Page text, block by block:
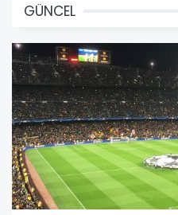
GÜNCEL